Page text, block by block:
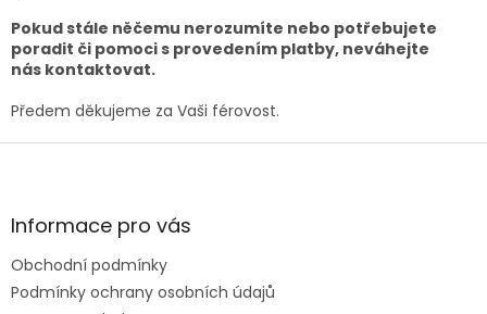
Pokud stále něčemu nerozumíte nebo potřebujete
poradit či pomoci s provedením platby, neváhejte
nás kontaktovat.
Předem děkujeme za Vaši férovost.
Z
aInformace pro vás
Obchodní podmínky
Podmínky ochrany osobních údajů